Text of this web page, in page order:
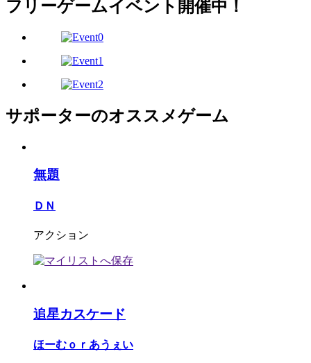
フリーゲームイベント開催中！
サポーターのオススメゲーム
無題
ＤＮ
アクション
追星カスケード
ほーむｏｒあうぇい